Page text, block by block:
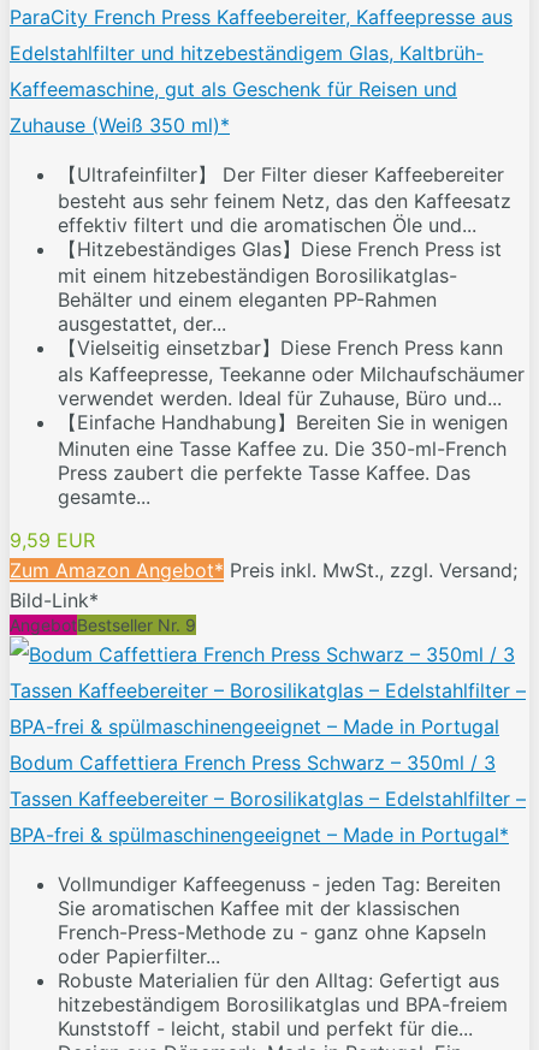
ParaCity French Press Kaffeebereiter, Kaffeepresse aus
Edelstahlfilter und hitzebeständigem Glas, Kaltbrüh-
Kaffeemaschine, gut als Geschenk für Reisen und
Zuhause (Weiß 350 ml)*
【Ultrafeinfilter】 Der Filter dieser Kaffeebereiter
besteht aus sehr feinem Netz, das den Kaffeesatz
effektiv filtert und die aromatischen Öle und...
【Hitzebeständiges Glas】Diese French Press ist
mit einem hitzebeständigen Borosilikatglas-
Behälter und einem eleganten PP-Rahmen
ausgestattet, der...
【Vielseitig einsetzbar】Diese French Press kann
als Kaffeepresse, Teekanne oder Milchaufschäumer
verwendet werden. Ideal für Zuhause, Büro und...
【Einfache Handhabung】Bereiten Sie in wenigen
Minuten eine Tasse Kaffee zu. Die 350-ml-French
Press zaubert die perfekte Tasse Kaffee. Das
gesamte...
9,59 EUR
Zum Amazon Angebot* Preis inkl. MwSt., zzgl. Versand;
Bild-Link*
AngebotBestseller Nr. 9
Bodum Caffettiera French Press Schwarz – 350ml / 3
Tassen Kaffeebereiter – Borosilikatglas – Edelstahlfilter –
BPA-frei & spülmaschinengeeignet – Made in Portugal*
Vollmundiger Kaffeegenuss - jeden Tag: Bereiten
Sie aromatischen Kaffee mit der klassischen
French-Press-Methode zu - ganz ohne Kapseln
oder Papierfilter...
Robuste Materialien für den Alltag: Gefertigt aus
hitzebeständigem Borosilikatglas und BPA-freiem
Kunststoff - leicht, stabil und perfekt für die...